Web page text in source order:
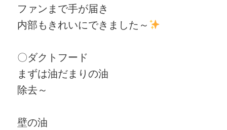
ファンまで手が届き
内部もきれいにできました～
〇ダクトフード
まずは油だまりの油
除去～
壁の油